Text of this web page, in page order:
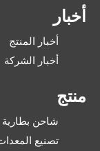
أخبار
أخبار المنتج
أخبار الشركة
منتج
شاحن بطارية
تصنيع